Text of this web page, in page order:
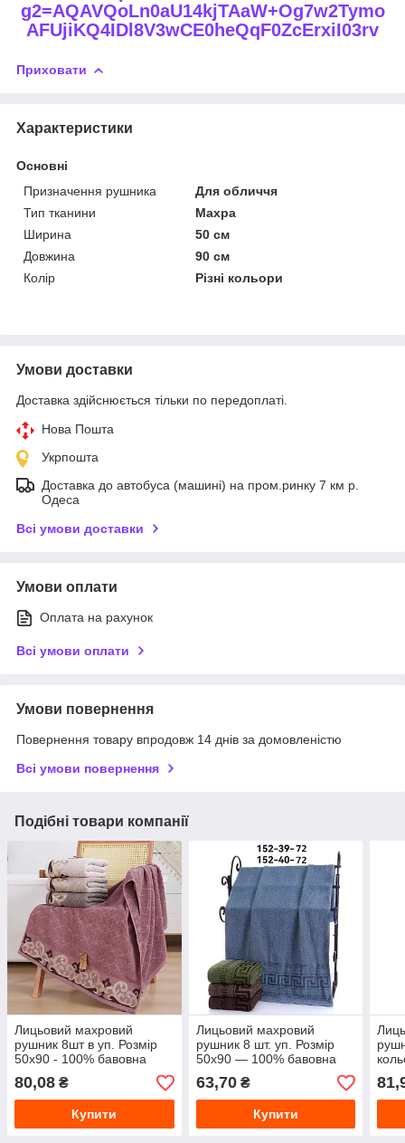
g2=AQAVQoLn0aU14kjTAaW+Og7w2Tymo
AFUjiKQ4IDl8V3wCE0heQqF0ZcErxiI03rv
Приховати
Характеристики
Основні
Призначення рушника
Для обличчя
Тип тканини
Махра
Ширина
50 см
Довжина
90 см
Колір
Різні кольори
Умови доставки
Доставка здійснюється тільки по передоплаті.
Нова Пошта
Укрпошта
Доставка до автобуса (машині) на пром.ринку 7 км р.
Одеса
Всі умови доставки
Умови оплати
Оплата на рахунок
Всі умови оплати
Умови повернення
Повернення товару впродовж 14 днів за домовленістю
Всі умови повернення
Подібні товари компанії
Лицьовий махровий
рушник 8шт в уп. Розмір
50х90 - 100% бавовна
80,08 ₴
Купити
Лицьовий махровий
рушник 8 шт. уп. Розмір
50х90 — 100% бавовна
63,70₴
Купити